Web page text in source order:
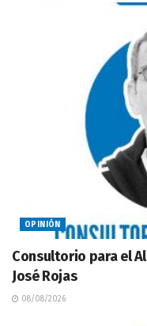
OPINIÓN
Consultorio para el
José Rojas
08/08/2026